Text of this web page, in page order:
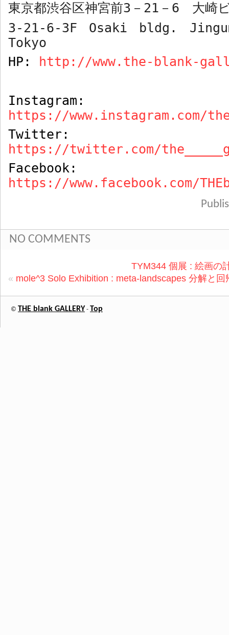
東京都渋谷区神宮前3 － 21 － 6 大崎
3-21-6-3F Osaki bldg.
Tokyo
HP:
http://www.the-blank-
Instagram:
https://www.instagram.com/
Twitter:
https://twitter.com/
Facebook:
https://www.facebook.com/
NO COMMENTS
TYM344 個展 : 絵画の
« mole^3 Solo Exhibition : meta-landscapes 分解と回
© THE blank GALLERY - Top